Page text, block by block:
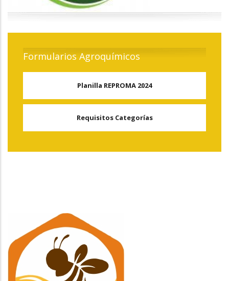
Formularios Agroquímicos
Planilla REPROMA 2024
Requisitos Categorías